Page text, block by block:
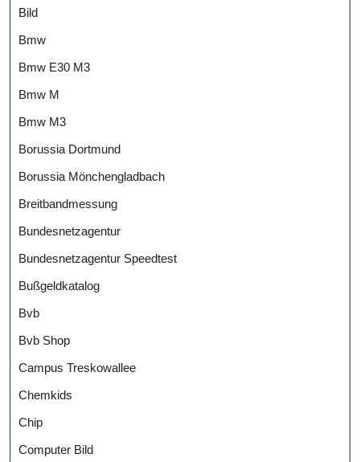
Bild
Bmw
Bmw E30 M3
Bmw M
Bmw M3
Borussia Dortmund
Borussia Mönchengladbach
Breitbandmessung
Bundesnetzagentur
Bundesnetzagentur Speedtest
Bußgeldkatalog
Bvb
Bvb Shop
Campus Treskowallee
Chemkids
Chip
Computer Bild